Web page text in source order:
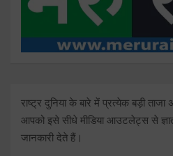
राष्ट्र दुनिया के बारे में प्रत्येक बड़ी ताजा
आपको इसे सीधे मीडिया आउटलेट्स से
जानकारी देते हैं।